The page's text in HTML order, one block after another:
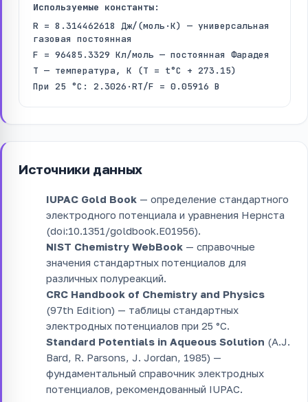
Используемые константы:
R = 8.314462618 Дж/(моль·K) — универсальная
газовая постоянная
F = 96485.3329 Кл/моль — постоянная Фарадея
T — температура, K (T = t°C + 273.15)
При 25 °C: 2.3026·RT/F = 0.05916 В
Источники данных
IUPAC Gold Book — определение стандартного
электродного потенциала и уравнения Нернста
(doi:10.1351/goldbook.E01956).
NIST Chemistry WebBook — справочные
значения стандартных потенциалов для
различных полуреакций.
CRC Handbook of Chemistry and Physics
(97th Edition) — таблицы стандартных
электродных потенциалов при 25 °C.
Standard Potentials in Aqueous Solution (A.J.
Bard, R. Parsons, J. Jordan, 1985) —
фундаментальный справочник электродных
потенциалов, рекомендованный IUPAC.